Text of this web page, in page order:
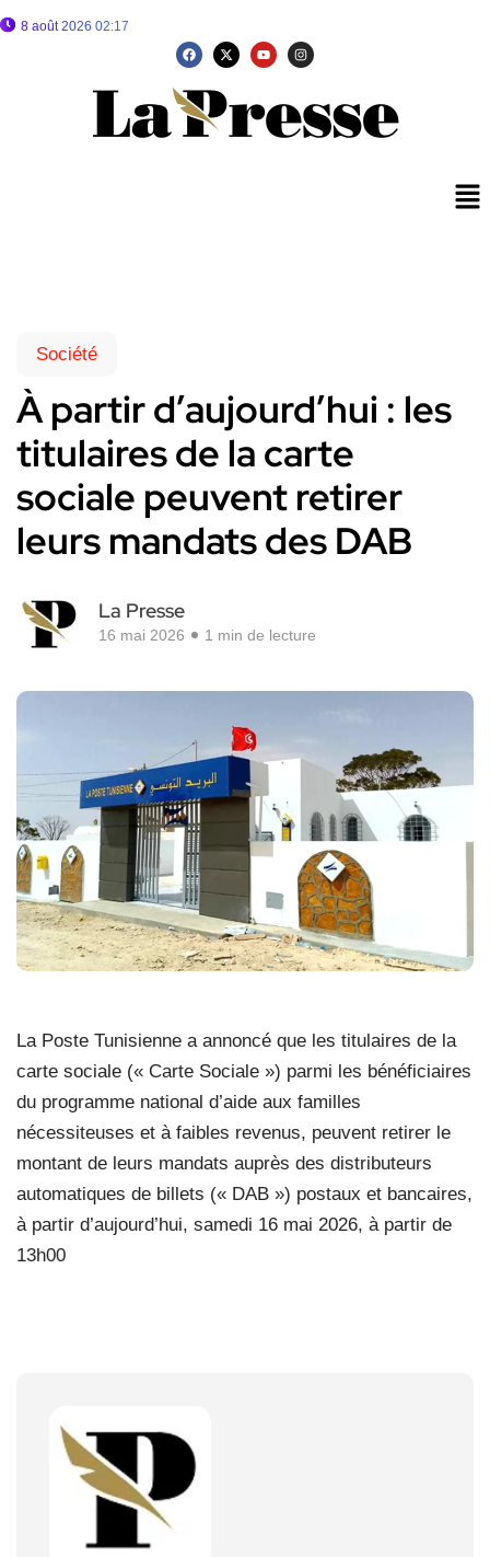
8 août 2026 02:17
Société
À partir d’aujourd’hui : les
titulaires de la carte
sociale peuvent retirer
leurs mandats des DAB
La Presse
16 mai 2026 1 min de lecture
La Poste Tunisienne a annoncé que les titulaires de la
carte sociale (« Carte Sociale ») parmi les bénéficiaires
du programme national d’aide aux familles
nécessiteuses et à faibles revenus, peuvent retirer le
montant de leurs mandats auprès des distributeurs
automatiques de billets (« DAB ») postaux et bancaires,
à partir d’aujourd’hui, samedi 16 mai 2026, à partir de
13h00